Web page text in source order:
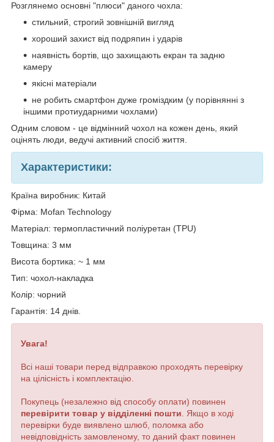
Розглянемо основні "плюси" даного чохла:
стильний, строгий зовнішній вигляд
хороший захист від подряпин і ударів
наявність бортів, що захищають екран та задню
камеру
якісні матеріали
не робить смартфон дуже громіздким (у порівнянні з
іншими протиударними чохлами)
Одним словом - це відмінний чохол на кожен день, який
оцінять люди, ведучі активний спосіб життя.
Характеристики:
Країна виробник: Китай
Фірма: Mofan Technology
Матеріал: термопластичний поліуретан (TPU)
Товщина: 3 мм
Висота бортика: ~ 1 мм
Тип: чохол-накладка
Колір: чорний
Гарантія: 14 днів.
Увага!
Всі наші товари перед відправкою проходять перевірку
на цілісність і комплектацію.
Покупець (незалежно від способу оплати) повинен
перевірити товар у відділенні пошти . Якщо в ході
перевірки буде виявлено шлюб, поломка або
невідповідність замовленому, то даний факт повинен